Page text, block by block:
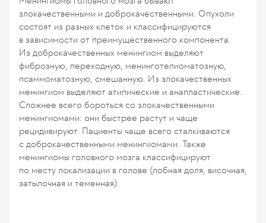
злокачественными и доброкачественными. Опухоли
состоят из разных клеток и классифицируются
в зависимости от преимущественного компонента.
Из доброкачественных менингиом выделяют
фиброзную, переходную, менинготелиоматозную,
псаммоматозную, смешанную. Из злокачественных
менингиом выделяют атипические и анапластические.
Сложнее всего бороться со злокачественными
менингиомами: они быстрее растут и чаще
рецидивируют. Пациенты чаще всего сталкиваются
с доброкачественными менингиомами. Также
менингиомы головного мозга классифицируют
по месту локализации в голове (лобная доля, височная,
затылочная и теменная).